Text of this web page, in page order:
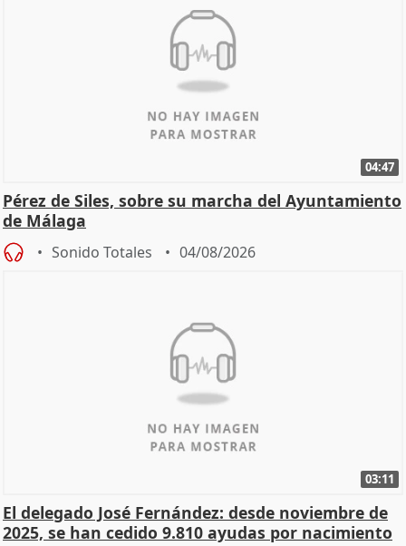
04:47
Pérez de Siles, sobre su marcha del Ayuntamiento
de Málaga
Sonido Totales 04/08/2026
03:11
El delegado José Fernández: desde noviembre de
2025, se han cedido 9.810 ayudas por nacimiento